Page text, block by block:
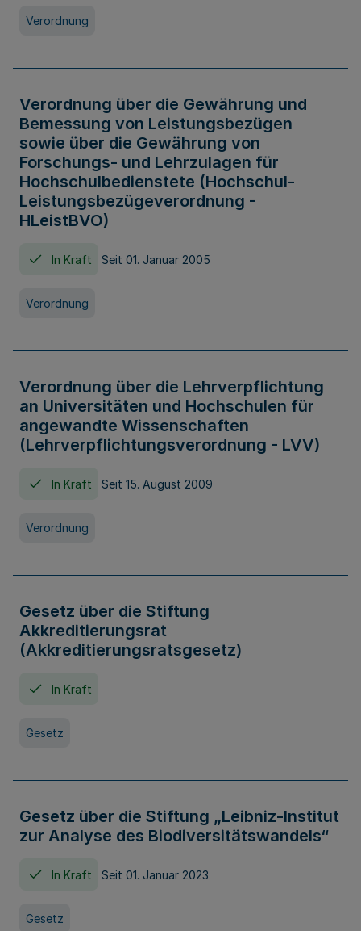
Verordnung
Verordnung über die Gewährung und
Bemessung von Leistungsbezügen
sowie über die Gewährung von
Forschungs- und Lehrzulagen für
Hochschulbedienstete (Hochschul-
Leistungsbezügeverordnung -
HLeistBVO)
In Kraft Seit 01. Januar 2005
Verordnung
Verordnung über die Lehrverpflichtung
an Universitäten und Hochschulen für
angewandte Wissenschaften
(Lehrverpflichtungsverordnung - LVV)
In Kraft Seit 15. August 2009
Verordnung
Gesetz über die Stiftung
Akkreditierungsrat
(Akkreditierungsratsgesetz)
In Kraft
Gesetz
Gesetz über die Stiftung „Leibniz-Institut
zur Analyse des Biodiversitätswandels“
In Kraft Seit 01. Januar 2023
Gesetz